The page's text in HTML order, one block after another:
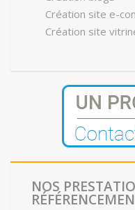
Création site e-
Création site
NOS